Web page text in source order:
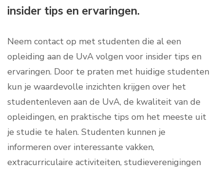
insider tips en ervaringen.
Neem contact op met studenten die al een
opleiding aan de UvA volgen voor insider tips en
ervaringen. Door te praten met huidige studenten
kun je waardevolle inzichten krijgen over het
studentenleven aan de UvA, de kwaliteit van de
opleidingen, en praktische tips om het meeste uit
je studie te halen. Studenten kunnen je
informeren over interessante vakken,
extracurriculaire activiteiten, studieverenigingen